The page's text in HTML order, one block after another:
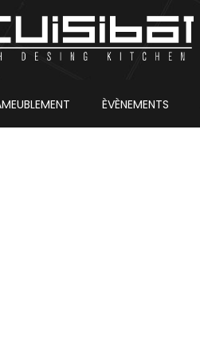
ÈVÈNEMENTS